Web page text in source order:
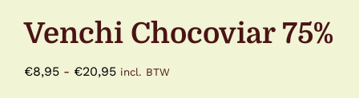
Venchi Chocoviar 75%
€8,95 - €20,95Prijsklasse:
incl. BTW